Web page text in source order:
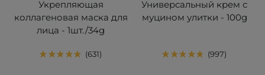
Укрепляющая
коллагеновая маска для
лица - 1шт./34g
631
Универсальный крем с
муцином улитки - 100g
997